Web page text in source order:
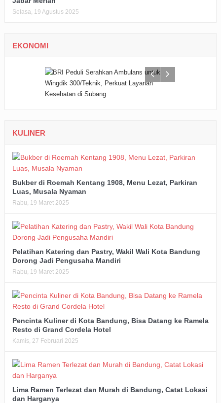
Selasa, 19 Agustus 2025
EKONOMI
KULINER
Bukber di Roemah Kentang 1908, Menu Lezat, Parkiran
Luas, Musala Nyaman
Rabu, 19 Maret 2025
Pelatihan Katering dan Pastry, Wakil Wali Kota Bandung
Dorong Jadi Pengusaha Mandiri
Rabu, 19 Maret 2025
Pencinta Kuliner di Kota Bandung, Bisa Datang ke Ramela
Resto di Grand Cordela Hotel
Kamis, 27 Februari 2025
Lima Ramen Terlezat dan Murah di Bandung, Catat Lokasi
dan Harganya